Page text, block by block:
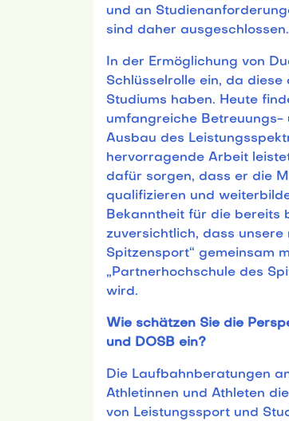
und an
sind daher ausgeschlossen.
In der Ermöglichung von
Schlüsselrolle ein, da diese
Studiums haben. Heute
umfangreiche Betreuungs-
Ausbau des
hervorragende Arbeit
dafür sorgen, dass er die
qualifizieren und
Bekanntheit für die bereits
zuversichtlich, dass
Spitzensport“ gemeinsam
„Partnerhochschule des
wird.
Wie schätzen Sie die
und DOSB ein?
Die Laufbahnberatungen
Athletinnen und Athleten
von Leistungssport und